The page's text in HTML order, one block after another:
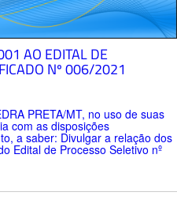
AO EDITAL DE
Nº 006/2021
PRETA/MT, no uso de suas
com as disposições
a saber: Divulgar a relação dos
Edital de Processo Seletivo nº